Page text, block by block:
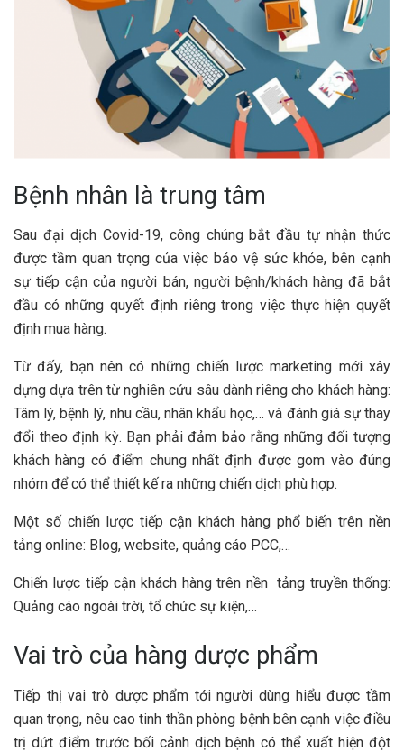
Bệnh nhân là trung tâm
Sau đại dịch Covid-19, công chúng bắt đầu tự nhận thức
được tầm quan trọng của việc bảo vệ sức khỏe, bên cạnh
sự tiếp cận của người bán, người bệnh/khách hàng đã bắt
đầu có những quyết định riêng trong việc thực hiện quyết
định mua hàng.
Từ đấy, bạn nên có những chiến lược marketing mới xây
dựng dựa trên từ nghiên cứu sâu dành riêng cho khách hàng:
Tâm lý, bệnh lý, nhu cầu, nhân khẩu học,… và đánh giá sự thay
đổi theo định kỳ. Bạn phải đảm bảo rằng những đối tượng
khách hàng có điểm chung nhất định được gom vào đúng
nhóm để có thể thiết kế ra những chiến dịch phù hợp.
Một số chiến lược tiếp cận khách hàng phổ biến trên nền
tảng online: Blog, website, quảng cáo PCC,…
Chiến lược tiếp cận khách hàng trên nền tảng truyền thống:
Quảng cáo ngoài trời, tổ chức sự kiện,…
Vai trò của hàng dược phẩm
Tiếp thị vai trò dược phẩm tới người dùng hiểu được tầm
quan trọng, nêu cao tinh thần phòng bệnh bên cạnh việc điều
trị dứt điểm trước bối cảnh dịch bệnh có thể xuất hiện đột